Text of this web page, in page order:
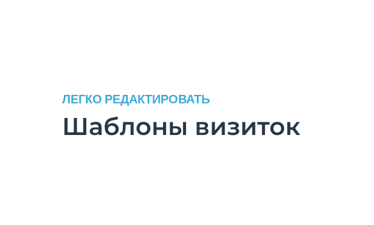
ЛЕГКО РЕДАКТИРОВАТЬ
Шаблоны визиток